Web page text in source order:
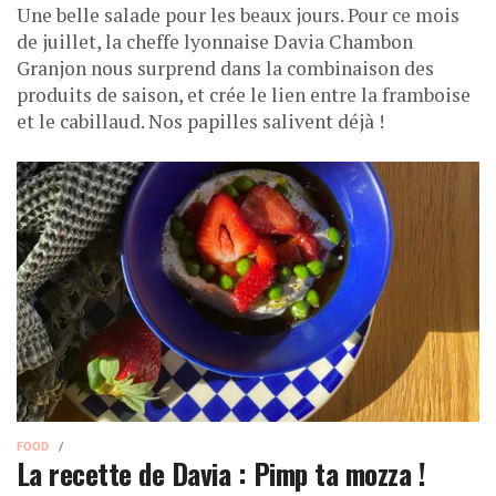
Une belle salade pour les beaux jours. Pour ce mois
de juillet, la cheffe lyonnaise Davia Chambon
Granjon nous surprend dans la combinaison des
produits de saison, et crée le lien entre la framboise
et le cabillaud. Nos papilles salivent déjà !
FOOD
La recette de Davia : Pimp ta mozza !